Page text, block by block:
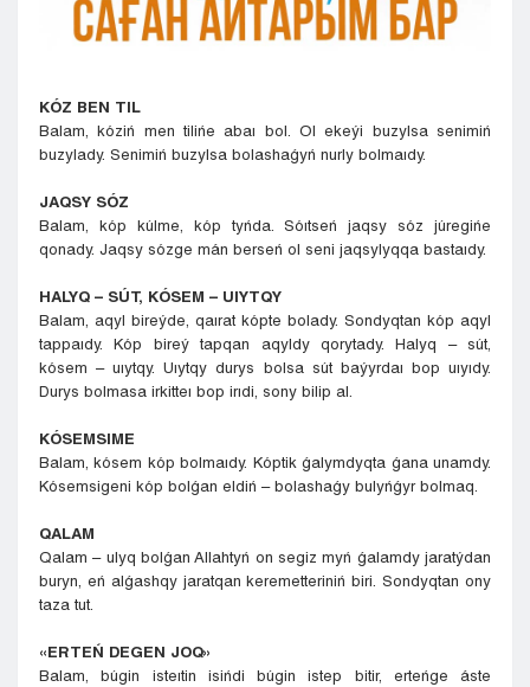
Shymkent
KÓZ BEN TIL
Balam, kóziń men tilińe abaı bol. Ol ekeýi buzylsa senimiń
buzylady. Senimiń buzylsa bolashaǵyń nurly bolmaıdy.
JAQSY SÓZ
Balam, kóp kúlme, kóp tyńda. Sóıtseń jaqsy sóz júregińe
qonady. Jaqsy sózge mán berseń ol seni jaqsylyqqa bastaıdy.
HALYQ – SÚT, KÓSEM – UIYTQY
Balam, aqyl bireýde, qaırat kópte bolady. Sondyqtan kóp aqyl
tappaıdy. Kóp bireý tapqan aqyldy qorytady. Halyq – sút,
kósem – uıytqy. Uıytqy durys bolsa sút baýyrdaı bop uıyıdy.
Durys bolmasa irkitteı bop irıdi, sony bilip al.
KÓSEMSIME
Balam, kósem kóp bolmaıdy. Kóptik ǵalymdyqta ǵana unamdy.
Kósemsigeni kóp bolǵan eldiń – bolashaǵy bulyńǵyr bolmaq.
QALAM
Qalam – ulyq bolǵan Allahtyń on segiz myń ǵalamdy jaratýdan
buryn, eń alǵashqy jaratqan keremetteriniń biri. Sondyqtan ony
taza tut.
«ERTEŃ DEGEN JOQ»
Balam, búgin isteıtin isińdi búgin istep bitir, erteńge áste